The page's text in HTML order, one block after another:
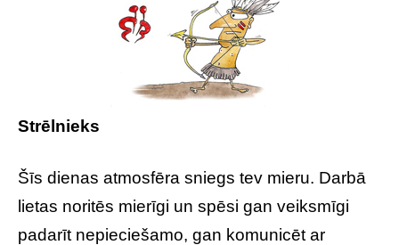
Strēlnieks
Šīs dienas atmosfēra sniegs tev mieru. Darbā
lietas noritēs mierīgi un spēsi gan veiksmīgi
padarīt nepieciešamo, gan komunicēt ar